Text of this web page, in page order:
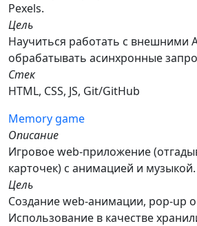
Pexels.
Цель
Научиться работать с внешними
обрабатывать асинхронные
Стек
HTML, CSS, JS, Git/GitHub
Memory game
Описание
Игровое web-приложение
карточек) с анимацией и музыкой.
Цель
Создание web-анимации, pop-up
Использование в качестве